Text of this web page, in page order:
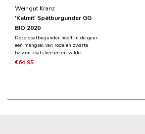
Weingut Kranz
'Kalmit' Spätburgunder GG
BIO 2020
Deze spatbugunder heeft in de geur
een mengsel van rode en zwarte
bessen zoals kersen en wilde
framboos. De wijn is krachtig en
€64,95